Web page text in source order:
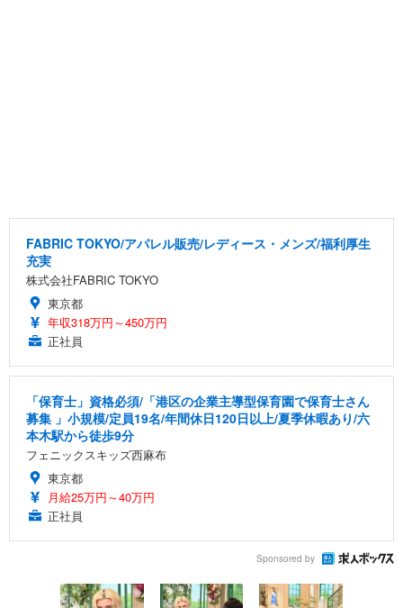
FABRIC TOKYO/アパレル販売/レディース・メンズ/福利厚生
充実
株式会社FABRIC TOKYO
東京都
年収318万円～450万円
正社員
「保育士」資格必須/「港区の企業主導型保育園で保育士さん
募集 」小規模/定員19名/年間休日120日以上/夏季休暇あり/六
本木駅から徒歩9分
フェニックスキッズ西麻布
東京都
月給25万円～40万円
正社員
Sponsored by